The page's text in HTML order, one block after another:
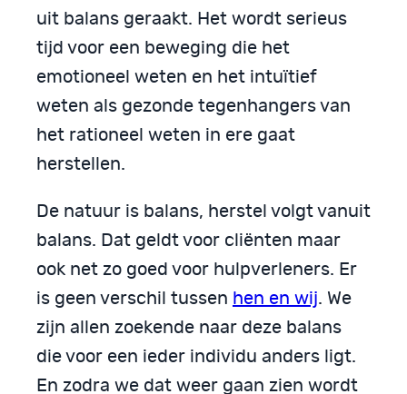
uit balans geraakt. Het wordt serieus
tijd voor een beweging die het
emotioneel weten en het intuïtief
weten als gezonde tegenhangers van
het rationeel weten in ere gaat
herstellen.
De natuur is balans, herstel volgt vanuit
balans. Dat geldt voor cliënten maar
ook net zo goed voor hulpverleners. Er
is geen verschil tussen hen en wij. We
zijn allen zoekende naar deze balans
die voor een ieder individu anders ligt.
En zodra we dat weer gaan zien wordt